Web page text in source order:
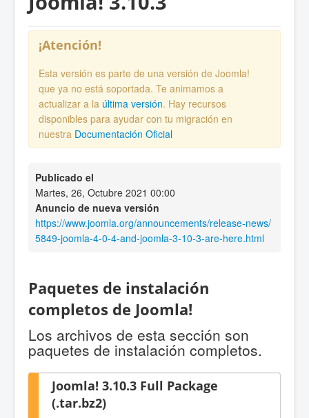
¡Atención!
Esta versión es parte de una versión de Joomla!
que ya no está soportada. Te animamos a
actualizar a la última versión. Hay recursos
disponibles para ayudar con tu migración en
nuestra Documentación Oficial
Publicado el
Martes, 26, Octubre 2021 00:00
Anuncio de nueva versión
https://www.joomla.org/announcements/release-news/
5849-joomla-4-0-4-and-joomla-3-10-3-are-here.html
Paquetes de instalación
completos de Joomla!
Los archivos de esta sección son
paquetes de instalación completos.
Joomla! 3.10.3 Full Package
(.tar.bz2)